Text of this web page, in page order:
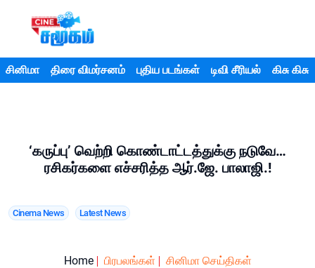
சினிமா திரை விமர்சனம் புதிய படங்கள் டிவி சீரியல் கிசு கிசு
‘கருப்பு’ வெற்றி கொண்டாட்டத்துக்கு நடுவே…
ரசிகர்களை எச்சரித்த ஆர்.ஜே. பாலாஜி.!
Cinema News Latest News
Home பிரபலங்கள் சினிமா செய்திகள்